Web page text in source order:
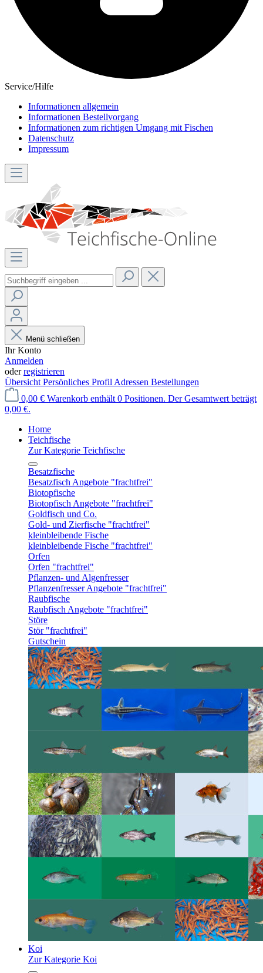
Service/Hilfe
Informationen allgemein
Informationen Bestellvorgang
Informationen zum richtigen Umgang mit Fischen
Datenschutz
Impressum
Menü schließen
Ihr Konto
Anmelden
oderregistrieren
Übersicht Persönliches Profil Adressen Bestellungen
0,00 € Warenkorb enthält 0 Positionen. Der Gesamtwert beträgt
0,00 €.
Home
Teichfische
Zur Kategorie Teichfische
Besatzfische
Besatzfisch Angebote "frachtfrei"
Biotopfische
Biotopfisch Angebote "frachtfrei"
Goldfisch und Co.
Gold- und Zierfische "frachtfrei"
kleinbleibende Fische
kleinbleibende Fische "frachtfrei"
Orfen
Orfen "frachtfrei"
Pflanzen- und Algenfresser
Pflanzenfresser Angebote "frachtfrei"
Raubfische
Raubfisch Angebote "frachtfrei"
Störe
Stör "frachtfrei"
Gutschein
Koi
Zur Kategorie Koi